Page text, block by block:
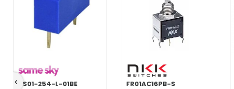
DS01-254-L-01BE FR01AC16PB-S